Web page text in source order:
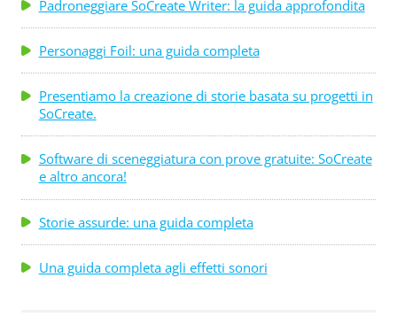
Padroneggiare SoCreate Writer: la guida approfondita
Personaggi Foil: una guida completa
Presentiamo la creazione di storie basata su progetti in
SoCreate.
Software di sceneggiatura con prove gratuite: SoCreate
e altro ancora!
Storie assurde: una guida completa
Una guida completa agli effetti sonori